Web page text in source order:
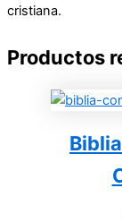
cristiana.
Productos